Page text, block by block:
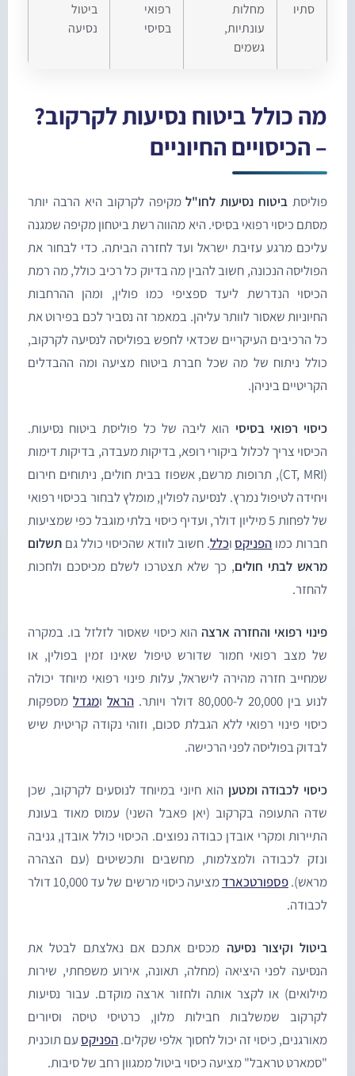
מחלות
עונתיות,
כולל ביטוח נסיעות לקרקוב?
הכיסויים החיוניים
ביטוח נסיעות לחו"ל מקיפה לקרקוב היא הרבה יותר
כיסוי רפואי בסיסי. היא מהווה רשת ביטחון מקיפה שמגנה
מרגע עזיבת ישראל ועד לחזרה הביתה. כדי לבחור את
הנכונה, חשוב להבין מה בדיוק כל רכיב כולל, מה רמת
הנדרשת ליעד ספציפי כמו פולין, ומהן ההרחבות
שאסור לוותר עליהן. במאמר זה נסביר לכם בפירוט את
הרכיבים העיקריים שכדאי לחפש בפוליסה לנסיעה לקרקוב,
ניתוח של מה שכל חברת ביטוח מציעה ומה ההבדלים
ביניהן.
רפואי בסיסי הוא ליבה של כל פוליסת ביטוח נסיעות.
צריך לכלול ביקורי רופא, בדיקות מעבדה, בדיקות דימות
(CT, MRI), תרופות מרשם, אשפוז בבית חולים, ניתוחים חירום
לטיפול נמרץ. לנסיעה לפולין, מומלץ לבחור בכיסוי רפואי
של לפחות 5 מיליון דולר, ועדיף כיסוי בלתי מוגבל כפי שמציעות
כמוהפניקסוכלל. חשוב לוודא שהכיסוי כולל גםתשלום
לבתי חולים , כך שלא תצטרכו לשלם מכיסכם ולחכות
רפואי והחזרה ארצה הוא כיסוי שאסור לזלזל בו. במקרה
מצב רפואי חמור שדורש טיפול שאינו זמין בפולין, או
חזרה מהירה לישראל, עלות פינוי רפואי מיוחד יכולה
20,000 ל-80,000 דולר ויותר.
הראל ומגדל מספקות
פינוי רפואי ללא הגבלת סכום, וזוהי נקודה קריטית שיש
בפוליסה לפני הרכישה.
לכבודה ומטען הוא חיוני במיוחד לנוסעים לקרקוב, שכן
התעופה בקרקוב (יאן פאבל השני) עמוס מאוד בעונת
ומקרי אובדן כבודה נפוצים. הכיסוי כולל אובדן, גניבה
לכבודה ולמצלמות, מחשבים ותכשיטים (עם הצהרה
פספורטכארד
מציעה כיסוי מרשים של עד 10,000 דולר
וקיצור נסיעה מכסים אתכם אם נאלצתם לבטל את
לפני היציאה (מחלה, תאונה, אירוע משפחתי, שירות
או לקצר אותה ולחזור ארצה מוקדם. עבור נסיעות
שמשלבות חבילות מלון, כרטיסי טיסה וסיורים
כיסוי זה יכול לחסוך אלפי שקלים.הפניקסעם תוכנית
טראבל" מציעה כיסוי ביטול ממגוון רחב של סיבות.